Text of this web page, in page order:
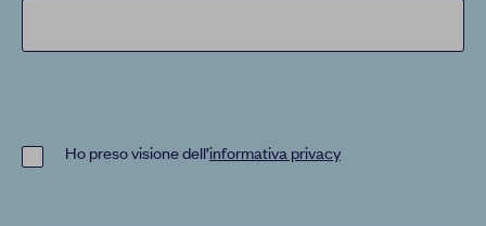
Ho preso visione dell’informativa privacy